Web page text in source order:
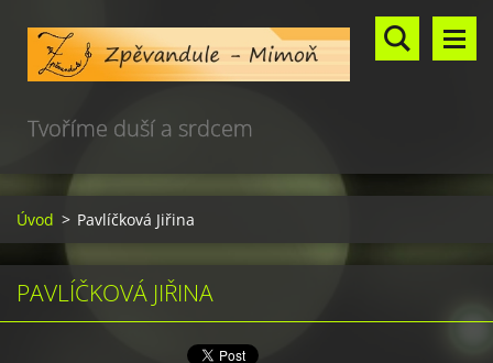
Tvoříme duší a srdcem
Úvod > Pavlíčková Jiřina
PAVLÍČKOVÁ JIŘINA